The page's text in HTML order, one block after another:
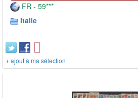
FR - 59***
Italie
+ ajout à ma sélection